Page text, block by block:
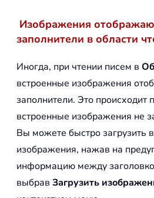
Изображения
заполнители в области
Иногда, при чтении писем в
встроенные изображения
заполнители. Это происходит
встроенные изображения не
Вы можете быстро загрузить
изображения, нажав на
информацию между
выбрав Загрузить